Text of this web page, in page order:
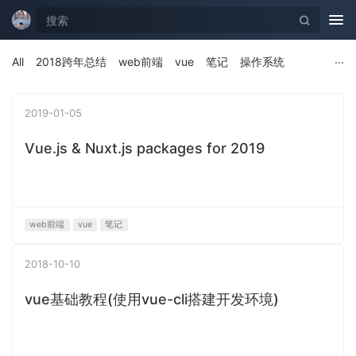
All
2018跨年总结 web前端 vue 笔记 操作系统
2019-01-05
Vue.js & Nuxt.js packages for 2019
web前端 vue 笔记
2018-10-10
vue基础教程(使用vue-cli搭建开发环境)